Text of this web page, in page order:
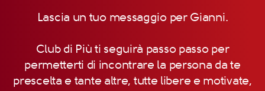
Lascia un tuo messaggio per Gianni.
Club di Più ti seguirà passo passo per
permetterti di incontrare la persona da te
prescelta e tante altre, tutte libere e motivate,